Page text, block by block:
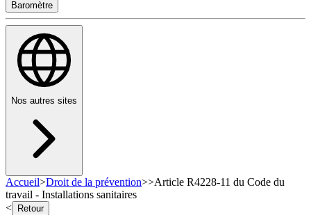
Baromètre
Nos autres sites
Accueil>Droit de la prévention>>Article R4228-11 du Code du
travail - Installations sanitaires
<
Retour